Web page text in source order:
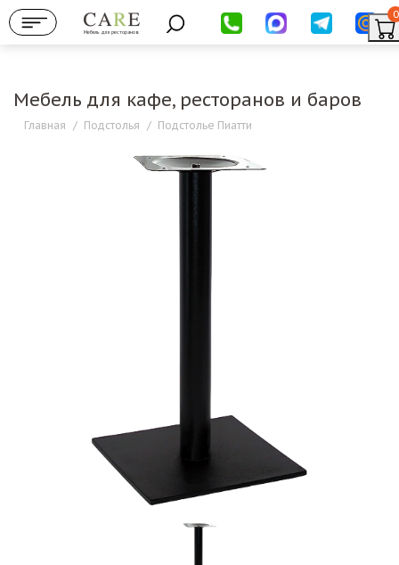
Мебель для ресторанов
0
Мебель для кафе, ресторанов и баров
Главная / Подстолья / Подстолье Пиатти